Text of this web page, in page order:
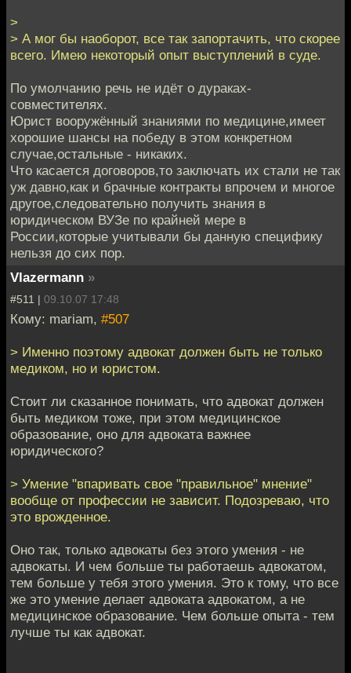
>
> А мог бы наоборот, все так запортачить, что скорее
всего. Имею некоторый опыт выступлений в суде.
По умолчанию речь не идёт о дураках-
совместителях.
Юрист вооружённый знаниями по медицине,имеет
хорошие шансы на победу в этом конкретном
случае,остальные - никаких.
Что касается договоров,то заключать их стали не так
уж давно,как и брачные контракты впрочем и многое
другое,следовательно получить знания в
юридическом ВУЗе по крайней мере в
России,которые учитывали бы данную специфику
нельзя до сих пор.
Vlazermann »
#511 | 09.10.07 17:48
Кому: mariam, #507
> Именно поэтому адвокат должен быть не только
медиком, но и юристом.
Стоит ли сказанное понимать, что адвокат должен
быть медиком тоже, при этом медицинское
образование, оно для адвоката важнее
юридического?
> Умение "впаривать свое "правильное" мнение"
вообще от профессии не зависит. Подозреваю, что
это врожденное.
Оно так, только адвокаты без этого умения - не
адвокаты. И чем больше ты работаешь адвокатом,
тем больше у тебя этого умения. Это к тому, что все
же это умение делает адвоката адвокатом, а не
медицинское образование. Чем больше опыта - тем
лучше ты как адвокат.